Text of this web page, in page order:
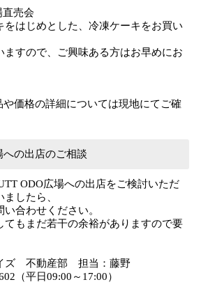
直売会
をはじめとした、冷凍ケーキをお買い
ますので、ご興味ある方はお早めにお
価格の詳細については現地にてご確
への出店のご相談
ODO広場への出店をご検討いただ
したら、
合わせください。
てもまだ若干の余裕がありますので要
不動産部 担当：藤野
（平日09:00～17:00）